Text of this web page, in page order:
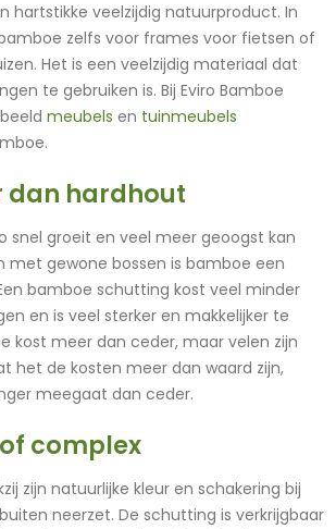
hartstikke veelzijdig natuurproduct. In
zelfs voor frames voor fietsen of
Het is een veelzijdig materiaal dat
te gebruiken is. Bij Eviro Bamboe
meubels en tuinmeubels
dan hardhout
snel groeit en veel meer geoogst kan
met gewone bossen is bamboe een
bamboe schutting kost veel minder
en is veel sterker en makkelijker te
kost meer dan ceder, maar velen zijn
het de kosten meer dan waard zijn,
meegaat dan ceder.
complex
zijn natuurlijke kleur en schakering bij
neerzet. De schutting is verkrijgbaar